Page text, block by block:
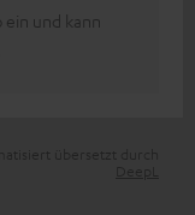
ein und kann